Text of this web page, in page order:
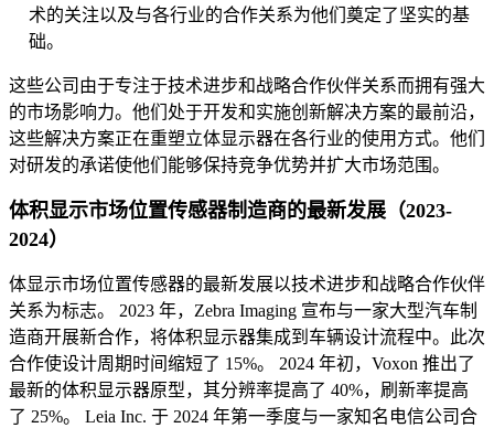
术的关注以及与各行业的合作关系为他们奠定了坚实的基
础。
这些公司由于专注于技术进步和战略合作伙伴关系而拥有强大
的市场影响力。他们处于开发和实施创新解决方案的最前沿，
这些解决方案正在重塑立体显示器在各行业的使用方式。他们
对研发的承诺使他们能够保持竞争优势并扩大市场范围。
体积显示市场位置传感器制造商的最新发展（2023-
2024）
体显示市场位置传感器的最新发展以技术进步和战略合作伙伴
关系为标志。 2023 年，Zebra Imaging 宣布与一家大型汽车制
造商开展新合作，将体积显示器集成到车辆设计流程中。此次
合作使设计周期时间缩短了 15%。 2024 年初，Voxon 推出了
最新的体积显示器原型，其分辨率提高了 40%，刷新率提高
了 25%。 Leia Inc. 于 2024 年第一季度与一家知名电信公司合